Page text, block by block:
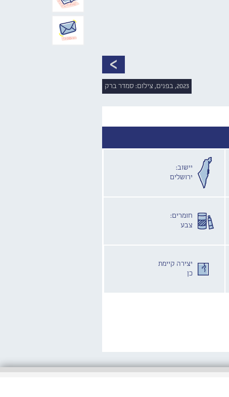
2023, בפנים, צילום: סמדר ברק
יישוב:
ירושלים
חומרים:
צבע
יצירה קיימת
כן